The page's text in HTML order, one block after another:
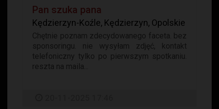
Pan szuka pana
Kędzierzyn-Koźle, Kędzierzyn, Opolskie
Chętnie poznam zdecydowanego faceta. bez
sponsoringu. nie wysyłam zdjęć, kontakt
telefoniczny tylko po pierwszym spotkaniu.
reszta na maila...